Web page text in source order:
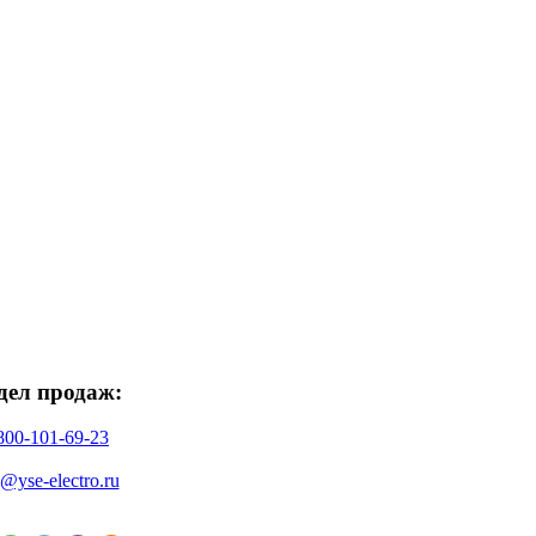
продаж:
101-69-23
electro.ru